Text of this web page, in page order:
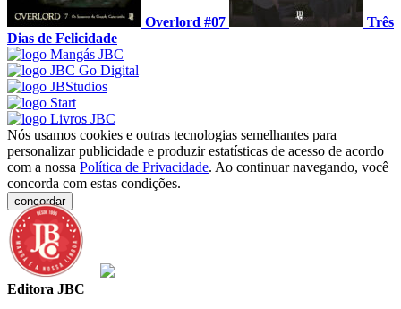
Overlord #07
Três
Dias de Felicidade
Nós usamos cookies e outras tecnologias semelhantes para
personalizar publicidade e produzir estatísticas de acesso de acordo
com a nossa Política de Privacidade. Ao continuar navegando, você
concorda com estas condições.
concordar
Editora JBC